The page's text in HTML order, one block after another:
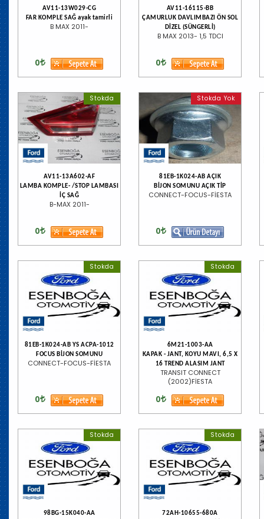
AV11-13W029-CG
FAR KOMPLE SAĞ ayak tamirli
B MAX 2011-
0
AV11-16115-BB
ÇAMURLUK DAVLIMBAZI ÖN SOL
DİZEL (SÜNGERLİ)
B MAX 2013- 1,5 TDCI
0
Stokda
AV11-13A602-AF
LAMBA KOMPLE- /STOP LAMBASI
İÇ SAĞ
B-MAX 2011-
0
Stokda Yok
81EB-1K024-AB AÇIK
BİJON SOMUNU AÇIK TİP
CONNECT-FOCUS-FİESTA
0
Stokda
81EB-1K024-AB YS ACPA-1012
FOCUS BİJON SOMUNU
CONNECT-FOCUS-FİESTA
0
Stokda
6M21-1003-AA
KAPAK - JANT, KOYU MAVI, 6,5 X
16 TREND ALASIM JANT
TRANSIT CONNECT
(2002)FİESTA
0
Stokda
98BG-15K040-AA
Stokda
72AH-10655-680A